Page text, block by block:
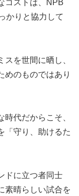
コストは、NPB
かりと協力して
を世間に晒し、
めのものではあり
代だからこそ、
「守り、助けるた
ドに立つ者同士
素晴らしい試合を